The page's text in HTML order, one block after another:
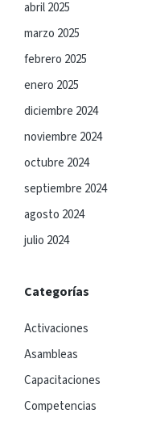
abril 2025
marzo 2025
febrero 2025
enero 2025
diciembre 2024
noviembre 2024
octubre 2024
septiembre 2024
agosto 2024
julio 2024
Categorías
Activaciones
Asambleas
Capacitaciones
Competencias